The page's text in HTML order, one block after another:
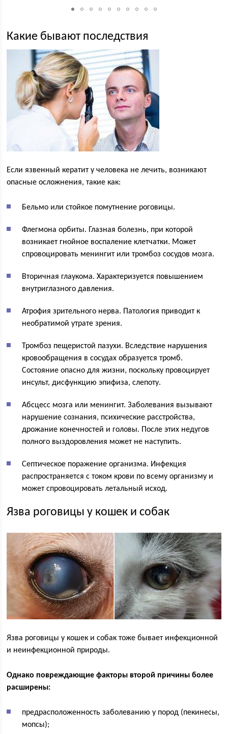
Какие бывают последствия
Если язвенный кератит у человека не лечить, возникают
опасные осложнения, такие как:
Бельмо или стойкое помутнение роговицы.
Флегмона орбиты. Глазная болезнь, при которой
возникает гнойное воспаление клетчатки. Может
спровоцировать менингит или тромбоз сосудов мозга.
Вторичная глаукома. Характеризуется повышением
внутриглазного давления.
Атрофия зрительного нерва. Патология приводит к
необратимой утрате зрения.
Тромбоз пещеристой пазухи. Вследствие нарушения
кровообращения в сосудах образуется тромб.
Состояние опасно для жизни, поскольку провоцирует
инсульт, дисфункцию эпифиза, слепоту.
Абсцесс мозга или менингит. Заболевания вызывают
нарушение сознания, психические расстройства,
дрожание конечностей и головы. После этих недугов
полного выздоровления может не наступить.
Септическое поражение организма. Инфекция
распространяется с током крови по всему организму и
может спровоцировать летальный исход.
Язва роговицы у кошек и собак
Язва роговицы у кошек и собак тоже бывает инфекционной
и неинфекционной природы.
Однако повреждающие факторы второй причины более
расширены:
предрасположенность заболеванию у пород (пекинесы,
мопсы);